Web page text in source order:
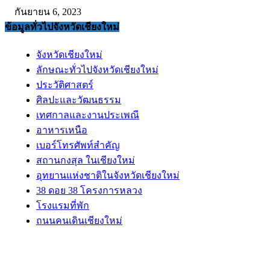
กันยายน 6, 2023
ข้อมูลทั่วไปจังหวัดเชียงใหม่
จังหวัดเชียงใหม่
ลักษณะทั่วไปจังหวัดเชียงใหม่
ประวัติศาสตร์
ศิลปะและวัฒนธรรม
เทศกาลและงานประเพณี
อาหารเหนือ
เบอร์โทรศัพท์สำคัญ
สถานกงสุล ในเชียงใหม่
อุทยานแห่งชาติในจังหวัดเชียงใหม่
38 ดอย 38 โครงการหลวง
โรงแรมที่พัก
ถนนคนเดินเชียงใหม่